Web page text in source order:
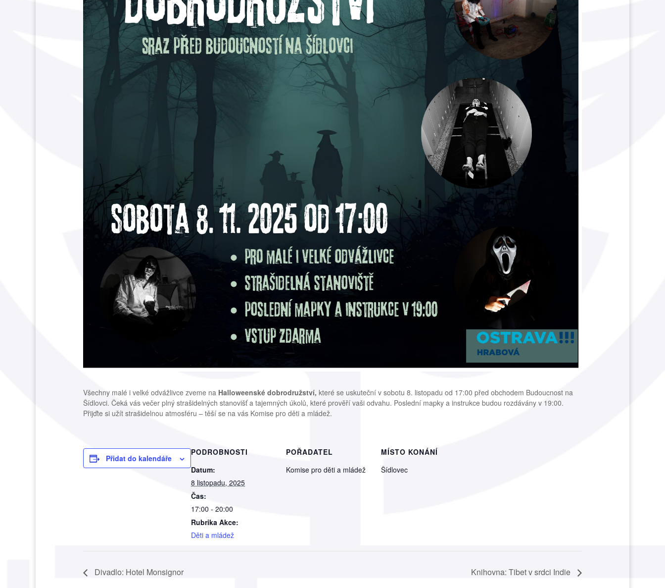
Všechny malé i velké odvážlivce zveme na Halloweenské dobrodružství, které se uskuteční v sobotu 8. listopadu od 17:00 před obchodem Budoucnost na
Šídlovci. Čeká vás večer plný strašidelných stanovišť a tajemných úkolů, které prověří vaši odvahu. Poslední mapky a instrukce budou rozdávány v 19:00.
Přijďte si užít strašidelnou atmosféru – těší se na vás Komise pro děti a mládež.
Přidat do kalendáře
PODROBNOSTI
Datum:
8 listopadu, 2025
Čas:
17:00 - 20:00
Rubrika Akce:
Děti a mládež
POŘADATEL
Komise pro děti a mládež
MÍSTO KONÁNÍ
Šídlovec
Divadlo: Hotel Monsignor Knihovna: Tibet v srdci Indie